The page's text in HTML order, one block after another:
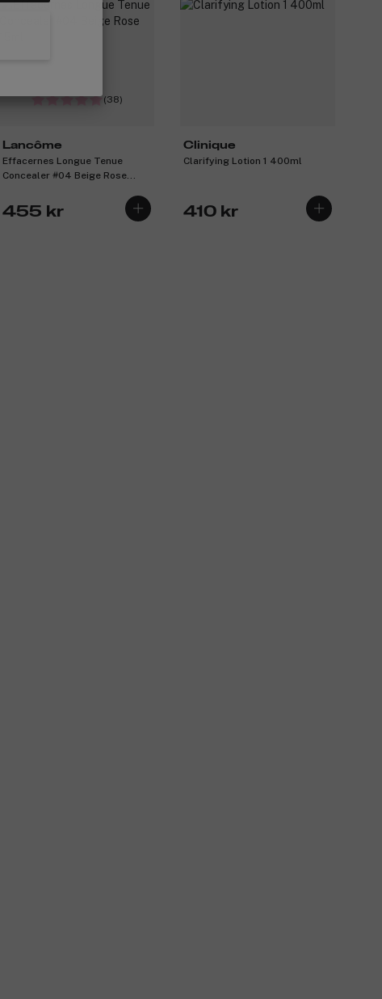
(38)
Lancôme
Effacernes Longue Tenue
Concealer #04 Beige Rose
455 kr
Clinique
Clarifying Lotion 1 400ml
410 kr